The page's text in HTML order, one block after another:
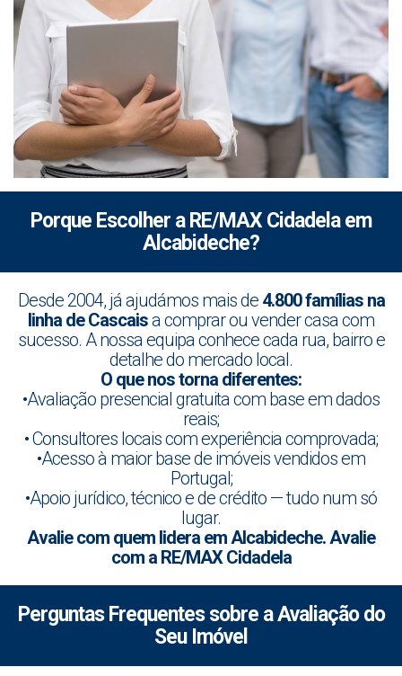
Porque Escolher a RE/MAX Cidadela em
Alcabideche?
Desde 2004, já ajudámos mais de 4.800 famílias na
linha de Cascaisa comprar ou vender casa com
sucesso. A nossa equipa conhece cada rua, bairro e
detalhe do mercado local.
O que nos torna diferentes:
•Avaliação presencial gratuita com base em dados
reais;
• Consultores locais com experiência comprovada;
•Acesso à maior base de imóveis vendidos em
Portugal;
•Apoio jurídico, técnico e de crédito — tudo num só
lugar.
Avalie com quem lidera em Alcabideche. Avalie
com a RE/MAX Cidadela
Perguntas Frequentes sobre a Avaliação do
Seu Imóvel